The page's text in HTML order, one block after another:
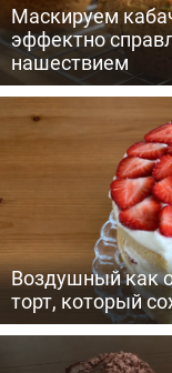
Маскируем
эффектно
нашествием
Воздушный как
торт, который